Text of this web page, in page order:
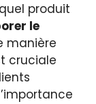
produit
le
manière
cruciale